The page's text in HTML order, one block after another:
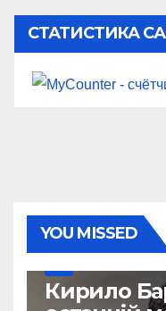
СТАТИСТИКА
YOU MISSED
Кирило